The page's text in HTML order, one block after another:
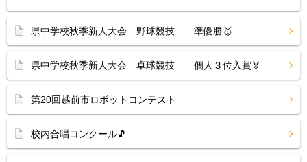
県中学校秋季新人大会 野球競技 準優勝🥇
県中学校秋季新人大会 卓球競技 個人３位入賞🏅
第20回越前市ロボットコンテスト
校内合唱コンクール🎵